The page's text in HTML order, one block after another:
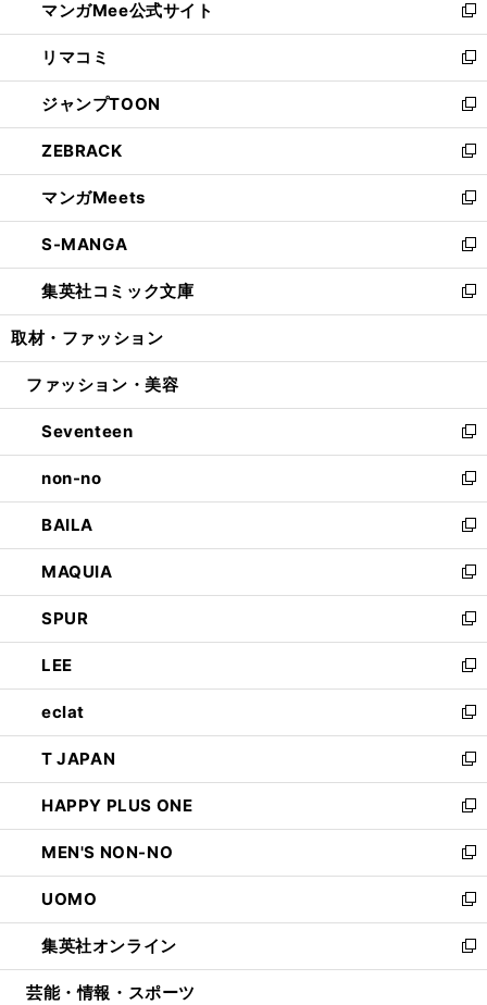
く
ド
ウ
で
開
く
ィ
ン
ド
ウ
で
開
く
い
ウ
ィ
ン
ド
ウ
で
開
く
マンガMee公式サイト
新
し
い
ウ
ィ
ン
ド
ウ
で
開
く
リマコミ
新
し
い
ウ
ィ
ン
ド
ウ
で
開
く
ジャンプTOON
新
し
い
ウ
ィ
ン
ド
ウ
で
開
ZEBRACK
新
し
い
ウ
ィ
ン
ド
ウ
開
マンガMeets
新
し
い
ウ
ィ
ン
ウ
開
く
S-MANGA
新
し
い
ウ
ン
ウ
で
開
く
集英社コミック文庫
新
し
ウ
ン
ド
ウ
で
開
く
取材・ファッション
ファッション・美容
Seventeen
新
し
い
ウ
ィ
ン
ド
ウ
で
開
く
non-no
新
し
い
ウ
ィ
ン
ド
ウ
で
開
く
BAILA
新
し
い
ウ
ィ
ン
ド
ウ
で
開
く
MAQUIA
新
し
い
ウ
ィ
ン
ド
ウ
で
開
く
SPUR
新
し
い
ウ
ィ
ン
ド
ウ
で
開
く
LEE
新
し
い
ウ
ィ
ン
ド
ウ
で
開
く
eclat
新
し
い
ウ
ィ
ン
ド
ウ
で
開
く
T JAPAN
新
し
い
ウ
ィ
ン
ド
ウ
で
開
HAPPY PLUS ONE
新
し
い
ウ
ィ
ン
ド
ウ
MEN'S NON-NO
新
し
い
ウ
ィ
ン
UOMO
新
し
い
ウ
集英社オンライン
新
し
芸能・情報・スポーツ